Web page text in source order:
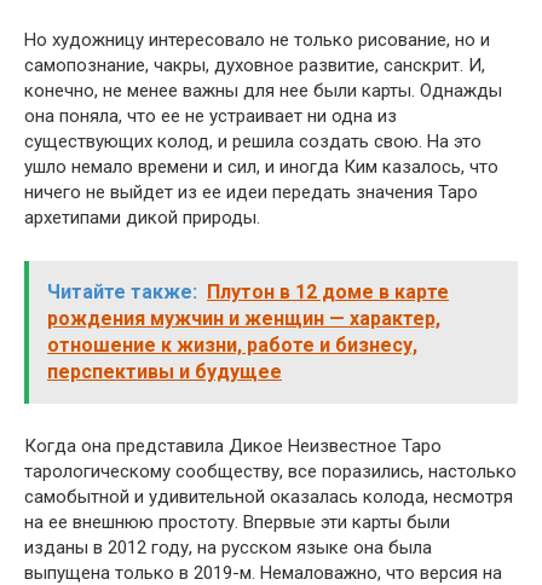
Но художницу интересовало не только рисование, но и
самопознание, чакры, духовное развитие, санскрит. И,
конечно, не менее важны для нее были карты. Однажды
она поняла, что ее не устраивает ни одна из
существующих колод, и решила создать свою. На это
ушло немало времени и сил, и иногда Ким казалось, что
ничего не выйдет из ее идеи передать значения Таро
архетипами дикой природы.
Читайте также: Плутон в 12 доме в карте
рождения мужчин и женщин — характер,
отношение к жизни, работе и бизнесу,
перспективы и будущее
Когда она представила Дикое Неизвестное Таро
тарологическому сообществу, все поразились, настолько
самобытной и удивительной оказалась колода, несмотря
на ее внешнюю простоту. Впервые эти карты были
изданы в 2012 году, на русском языке она была
выпущена только в 2019-м. Немаловажно, что версия на